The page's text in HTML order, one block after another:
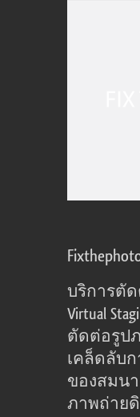
บริการตั
Virtual
ตัดต่อรูป
เคล็ดลับ
ของสมน
ภาพถ่าย